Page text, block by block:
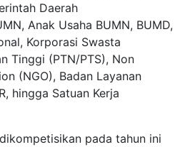
Daerah
Anak Usaha BUMN, BUMD,
Korporasi Swasta
Tinggi (PTN/PTS), Non
(NGO), Badan Layanan
hingga Satuan Kerja
pada tahun ini